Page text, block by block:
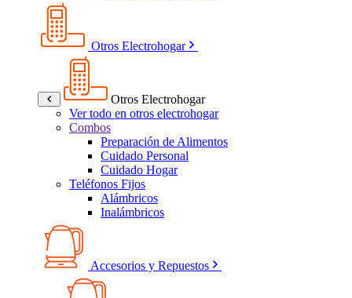
Otros Electrohogar
Otros Electrohogar
Ver todo en otros electrohogar
Combos
Preparación de Alimentos
Cuidado Personal
Cuidado Hogar
Teléfonos Fijos
Alámbricos
Inalámbricos
Accesorios y Repuestos